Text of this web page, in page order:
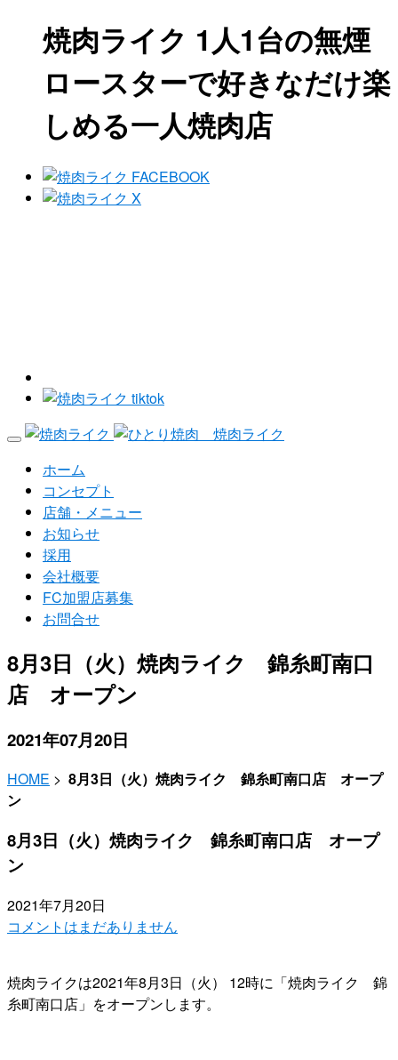
焼肉ライク 1人1台の無煙
ロースターで好きなだけ楽
しめる一人焼肉店
ホーム
コンセプト
店舗・メニュー
お知らせ
採用
会社概要
FC加盟店募集
お問合せ
8月3日（火）焼肉ライク 錦糸町南口
店 オープン
2021年07月20日
HOME > 8月3日（火）焼肉ライク 錦糸町南口店 オープ
ン
8月3日（火）焼肉ライク 錦糸町南口店 オープ
ン
2021年7月20日
コメントはまだありません
焼肉ライクは2021年8月3日（火） 12時に「焼肉ライク 錦
糸町南口店」をオープンします。